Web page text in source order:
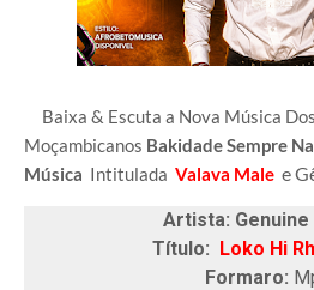
Baixa & Escuta a Nova Música
Moçambicanos Bakidade Sempre Na
Música Intitulada Valava Male e
Artista: Genuine
Título: Loko Hi
Formaro: